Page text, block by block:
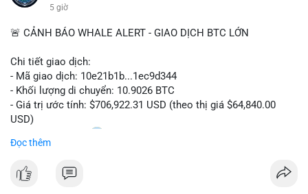
5 giờ
🚨 CẢNH BÁO WHALE ALERT - GIAO DỊCH BTC LỚN
Chi tiết giao dịch:
- Mã giao dịch: 10e21b1b...1ec9d344
- Khối lượng di chuyển: 10.9026 BTC
- Giá trị ước tính: $706,922.31 USD (theo thị giá $64,840.00
USD)
- Thời gian: 18:20
Nhận định phân tích:
Giao dịch 10.9 BTC trị giá hơn 706 nghìn USD được thực hiện
Đọc thêm